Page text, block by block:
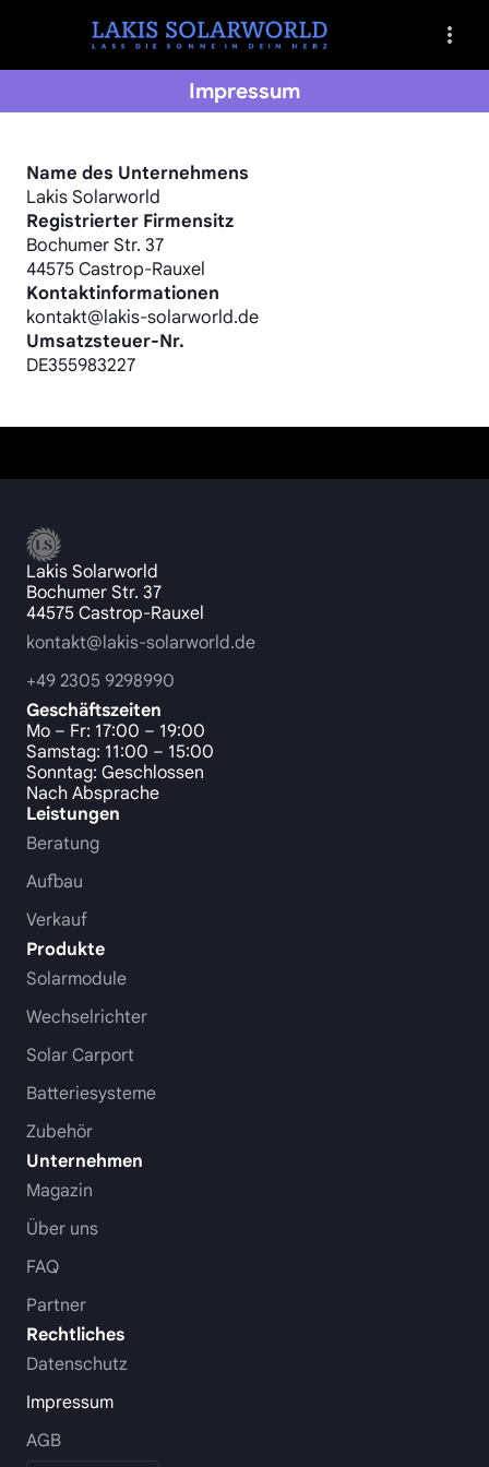
Impressum
Name des Unternehmens
Lakis Solarworld
Registrierter Firmensitz
Bochumer Str. 37
44575 Castrop-Rauxel
Kontaktinformationen
kontakt@lakis-solarworld.de
Umsatzsteuer-Nr.
DE355983227
Lakis Solarworld
Bochumer Str. 37
44575 Castrop-Rauxel
kontakt@lakis-solarworld.de
+49 2305 9298990
Geschäftszeiten
Mo – Fr: 17:00 – 19:00
Samstag: 11:00 – 15:00
Sonntag: Geschlossen
Nach Absprache
Leistungen
Beratung
Aufbau
Verkauf
Produkte
Solarmodule
Wechselrichter
Solar Carport
Batteriesysteme
Zubehör
Unternehmen
Magazin
Über uns
FAQ
Partner
Rechtliches
Datenschutz
Impressum
AGB